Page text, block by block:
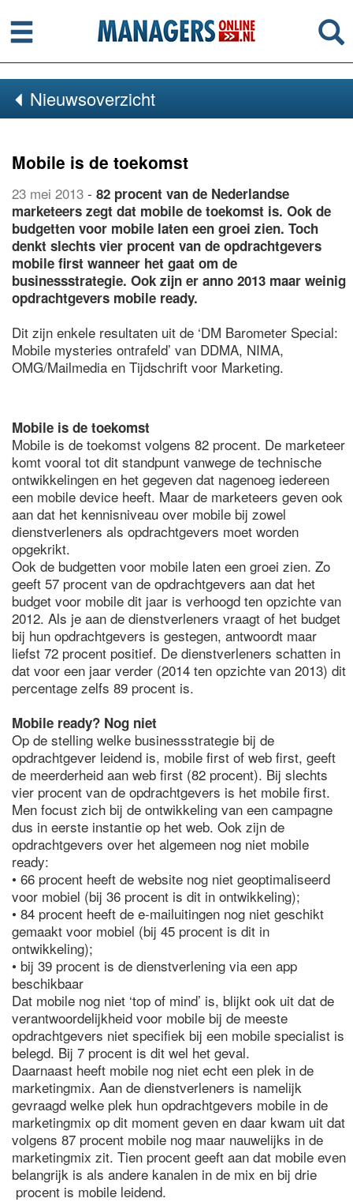
Menu
Nieuwsoverzicht
Mobile is de toekomst
23 mei 2013 - 82 procent van de Nederlandse
marketeers zegt dat mobile de toekomst is. Ook de
budgetten voor mobile laten een groei zien. Toch
denkt slechts vier procent van de opdrachtgevers
mobile first wanneer het gaat om de
businessstrategie. Ook zijn er anno 2013 maar weinig
opdrachtgevers mobile ready.
Dit zijn enkele resultaten uit de ‘DM Barometer Special:
Mobile mysteries ontrafeld’ van DDMA, NIMA,
OMG/Mailmedia en Tijdschrift voor Marketing.
Mobile is de toekomst
Mobile is de toekomst volgens 82 procent. De marketeer
komt vooral tot dit standpunt vanwege de technische
ontwikkelingen en het gegeven dat nagenoeg iedereen
een mobile device heeft. Maar de marketeers geven ook
aan dat het kennisniveau over mobile bij zowel
dienstverleners als opdrachtgevers moet worden
opgekrikt.
Ook de budgetten voor mobile laten een groei zien. Zo
geeft 57 procent van de opdrachtgevers aan dat het
budget voor mobile dit jaar is verhoogd ten opzichte van
2012. Als je aan de dienstverleners vraagt of het budget
bij hun opdrachtgevers is gestegen, antwoordt maar
liefst 72 procent positief. De dienstverleners schatten in
dat voor een jaar verder (2014 ten opzichte van 2013) dit
percentage zelfs 89 procent is.
Mobile ready? Nog niet
Op de stelling welke businessstrategie bij de
opdrachtgever leidend is, mobile first of web first, geeft
de meerderheid aan web first (82 procent). Bij slechts
vier procent van de opdrachtgevers is het mobile first.
Men focust zich bij de ontwikkeling van een campagne
dus in eerste instantie op het web. Ook zijn de
opdrachtgevers over het algemeen nog niet mobile
ready:
• 66 procent heeft de website nog niet geoptimaliseerd
voor mobiel (bij 36 procent is dit in ontwikkeling);
• 84 procent heeft de e-mailuitingen nog niet geschikt
gemaakt voor mobiel (bij 45 procent is dit in
ontwikkeling);
• bij 39 procent is de dienstverlening via een app
beschikbaar
Dat mobile nog niet ‘top of mind’ is, blijkt ook uit dat de
verantwoordelijkheid voor mobile bij de meeste
opdrachtgevers niet specifiek bij een mobile specialist is
belegd. Bij 7 procent is dit wel het geval.
Daarnaast heeft mobile nog niet echt een plek in de
marketingmix. Aan de dienstverleners is namelijk
gevraagd welke plek hun opdrachtgevers mobile in de
marketingmix op dit moment geven en daar kwam uit dat
volgens 87 procent mobile nog maar nauwelijks in de
marketingmix zit. Tien procent geeft aan dat mobile even
belangrijk is als andere kanalen in de mix en bij drie
procent is mobile leidend.